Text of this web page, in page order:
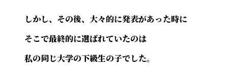
しかし、その後、大々的に発表があった時に
そこで最終的に選ばれていたのは
私の同じ大学の下級生の子でした。